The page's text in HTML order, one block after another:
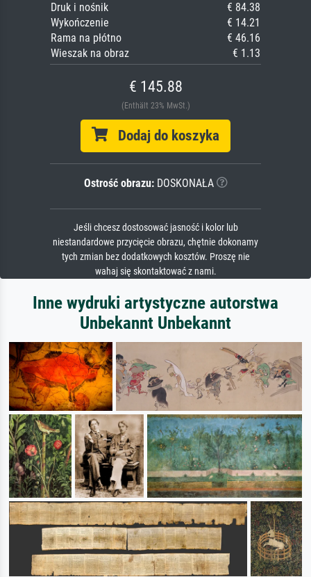
Druk i nośnik
€ 84.38
Wykończenie
€ 14.21
Rama na płótno
€ 46.16
Wieszak na obraz
€ 1.13
€ 145.88
(Enthält 23% MwSt.)
Dodaj do koszyka
Ostrość obrazu:DOSKONAŁA
Jeśli chcesz dostosować jasność i kolor lub
niestandardowe przycięcie obrazu, chętnie dokonamy
tych zmian bez dodatkowych kosztów. Proszę nie
wahaj się skontaktować z nami.
Inne wydruki artystyczne autorstwa
Unbekannt Unbekannt